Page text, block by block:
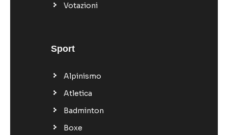
Votazioni
Sport
Alpinismo
Atletica
Badminton
Boxe